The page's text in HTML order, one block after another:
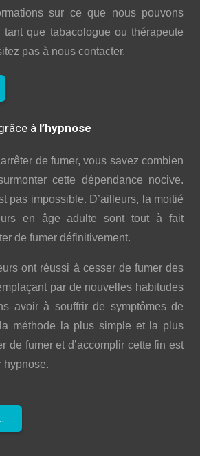
sur ce que nous pouvons
que tabacologue ou thérapeute
pas à nous contacter.
à l’hypnose
de fumer, vous savez combien
cette dépendance nocive.
pas impossible. D’ailleurs, la moitié
en âge adulte sont tout à fait
de fumer définitivement.
ont réussi à cesser de fumer des
par de nouvelles habitudes
avoir à souffrir de symptômes de
méthode la plus simple et la plus
de fumer et d’accomplir cette fin est
hypnose.